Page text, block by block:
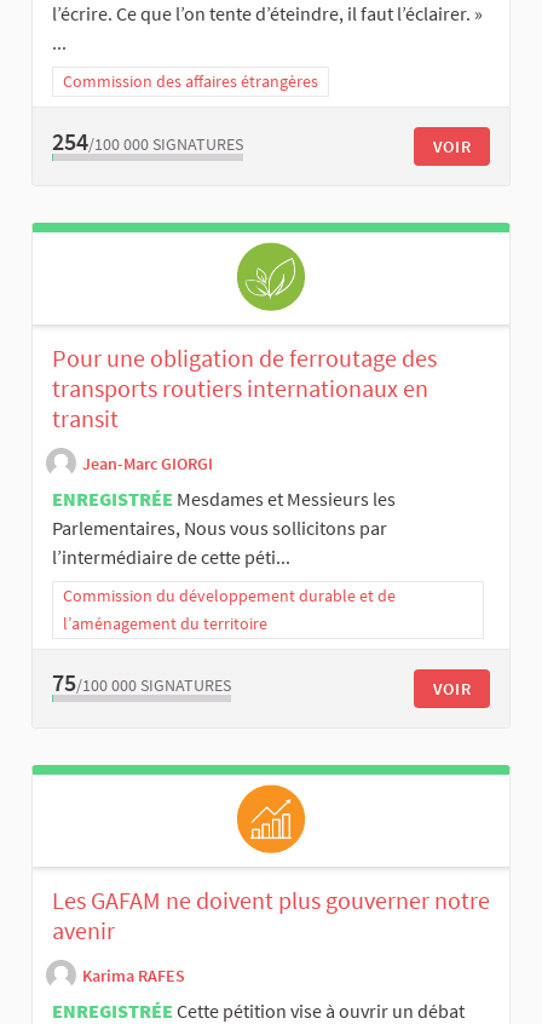
l’écrire. Ce que l’on tente d’éteindre, il faut l’éclairer. »
...
Commission des affaires étrangères
254/100 000 SIGNATURES VOIR
Pour une obligation de ferroutage des
transports routiers internationaux en
transit
Jean-Marc GIORGI
ENREGISTRÉE Mesdames et Messieurs les
Parlementaires, Nous vous sollicitons par
l’intermédiaire de cette péti...
Commission du développement durable et de
l’aménagement du territoire
75/100 000 SIGNATURES VOIR
Les GAFAM ne doivent plus gouverner notre
avenir
Karima RAFES
ENREGISTRÉE Cette pétition vise à ouvrir un débat